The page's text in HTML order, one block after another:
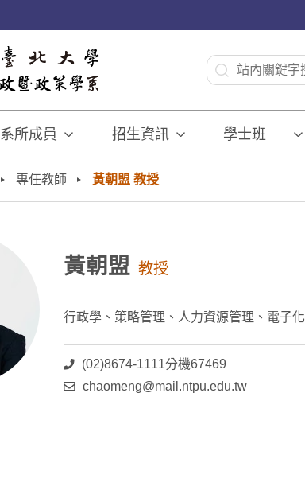
系所成員 招生資訊 學士班⠀⠀
專任教師 黃朝盟 教授
黃朝盟 教授
行政學、策略管理、人力資源管理、電子
(02)8674-1111分機67469
chaomeng@mail.ntpu.edu.tw